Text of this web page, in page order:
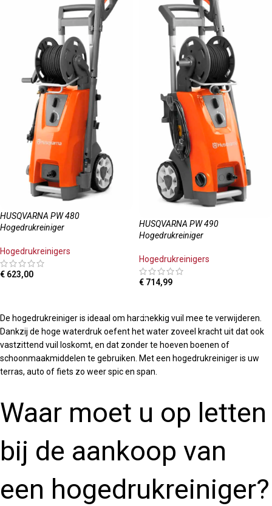
HUSQVARNA PW 480
Hogedrukreiniger
Hogedrukreinigers
€ 623,00
HUSQVARNA PW 490
Hogedrukreiniger
Hogedrukreinigers
€ 714,99
De hogedrukreiniger is ideaal om hardnekkig vuil mee te verwijderen.
Dankzij de hoge waterdruk oefent het water zoveel kracht uit dat ook
vastzittend vuil loskomt, en dat zonder te hoeven boenen of
schoonmaakmiddelen te gebruiken. Met een hogedrukreiniger is uw
terras, auto of fiets zo weer spic en span.
Waar moet u op letten
bij de aankoop van
een hogedrukreiniger?